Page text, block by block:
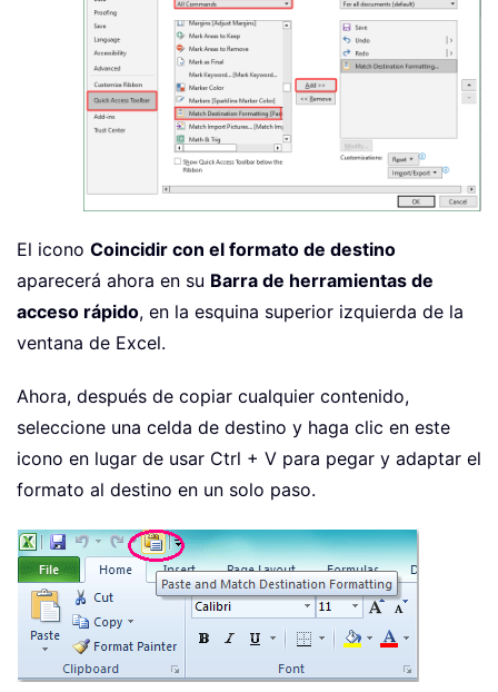
El icono Coincidir con el formato de destino
aparecerá ahora en su Barra de herramientas de
acceso rápido, en la esquina superior izquierda de la
ventana de Excel.
Ahora, después de copiar cualquier contenido,
seleccione una celda de destino y haga clic en este
icono en lugar de usar Ctrl + V para pegar y adaptar el
formato al destino en un solo paso.